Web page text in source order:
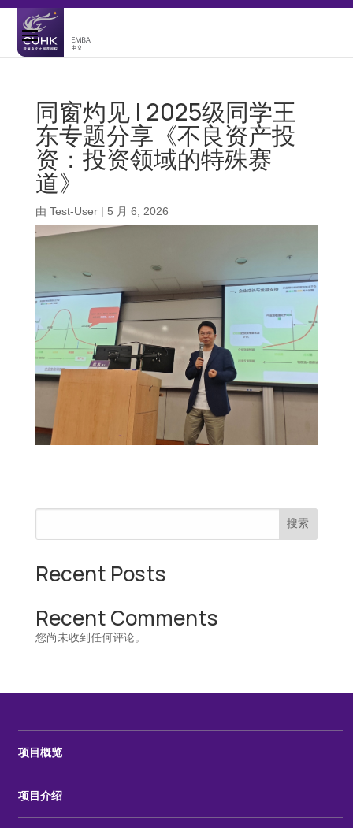
同窗灼见 | 2025级同学王
东专题分享《不良资产投
资：投资领域的特殊赛
道》
由 Test-User| 5 月 6, 2026
搜索
Recent Posts
Recent Comments
您尚未收到任何评论。
项目概览
项目介绍